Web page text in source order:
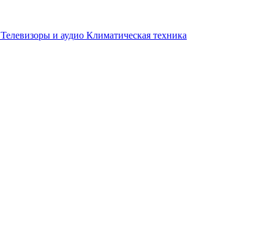
Телевизоры и аудио Климатическая техника